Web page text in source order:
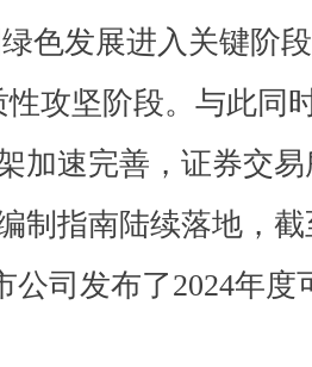
色发展进入关键阶
性攻坚阶段。与此同
加速完善，证券交
制指南陆续落地， 截
公司发布了2024年度